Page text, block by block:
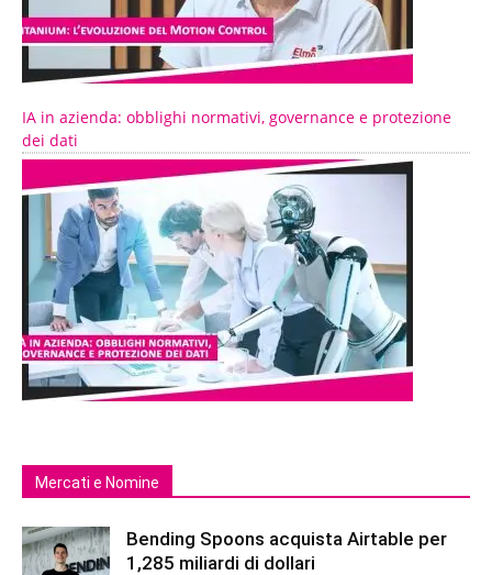
IA in azienda: obblighi normativi, governance e protezione
dei dati
Mercati e Nomine
Bending Spoons acquista Airtable per
1,285 miliardi di dollari